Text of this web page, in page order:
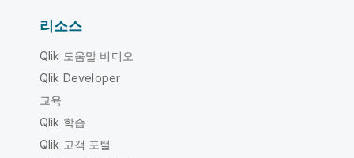
리소스
Qlik 도움말 비디오
Qlik Developer
교육
Qlik 학습
Qlik 고객 포털